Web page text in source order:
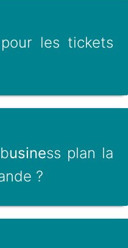
les tickets
usiness plan la
?